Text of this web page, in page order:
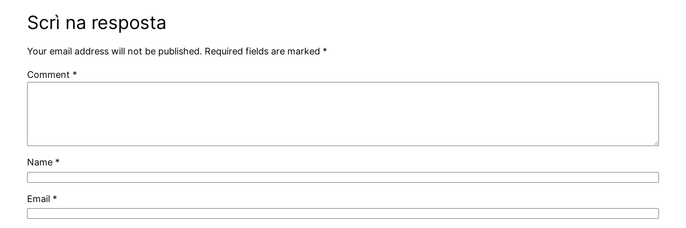
Scrì na resposta
Your email address will not be published. Required fields are marked *
Comment *
Name *
Email *